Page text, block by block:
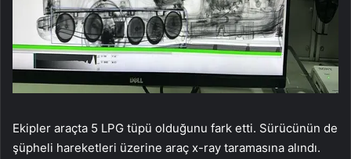
Ekipler araçta 5 LPG tüpü olduğunu fark etti. Sürücünün de
şüpheli hareketleri üzerine araç x-ray taramasına alındı.